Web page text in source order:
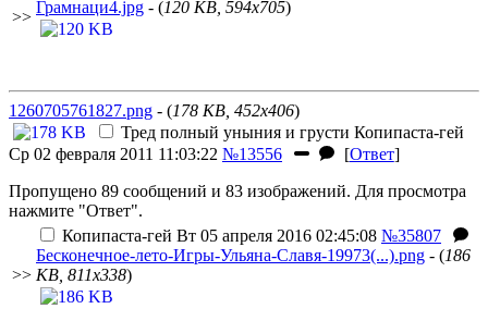
>>
Грамнаци4.jpg - (120 KB, 594x705)
1260705761827.png - (178 KB, 452x406)
Тред полный уныния и грусти Копипаста-гей
Ср 02 февраля 2011 11:03:22 №13556 [Ответ]
Пропущено 89 сообщений и 83 изображений. Для просмотра
нажмите "Ответ".
>>
Копипаста-гей Вт 05 апреля 2016 02:45:08 №35807
Бесконечное-лето-Игры-Ульяна-Славя-19973(...).png - (186
KB, 811x338)